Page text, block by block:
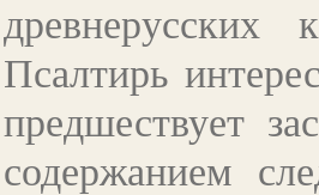
Псалтирь
предшествует
содержанием